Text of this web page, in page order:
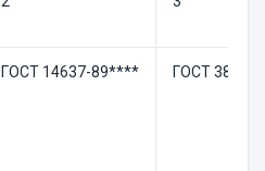
ГОСТ 14637-89**** ГОСТ 380-